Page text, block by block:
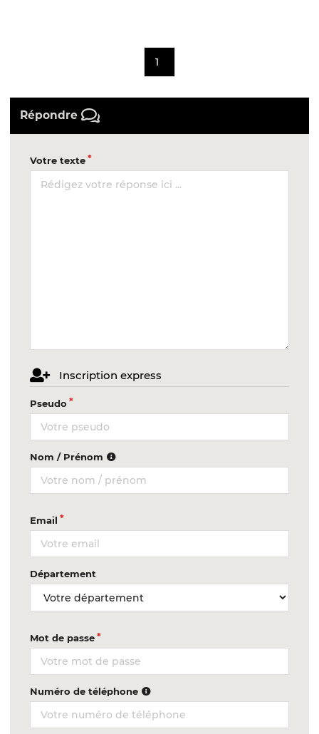
1
Répondre
Votre texte
Inscription express
Pseudo
Nom / Prénom
Email
Département
Mot de passe
Numéro de téléphone